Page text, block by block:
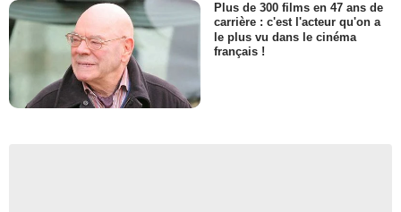
Plus de 300 films en 47 ans de
carrière : c'est l'acteur qu'on a
le plus vu dans le cinéma
français !